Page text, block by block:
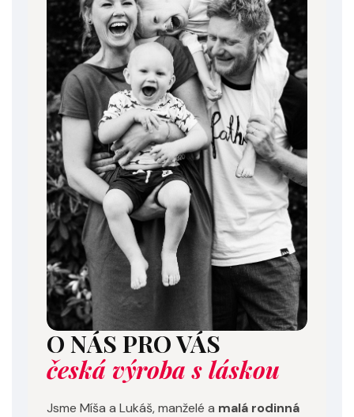
O NÁS PRO VÁS
česká výroba s láskou
Jsme Míša a Lukáš, manželé a malá rodinná